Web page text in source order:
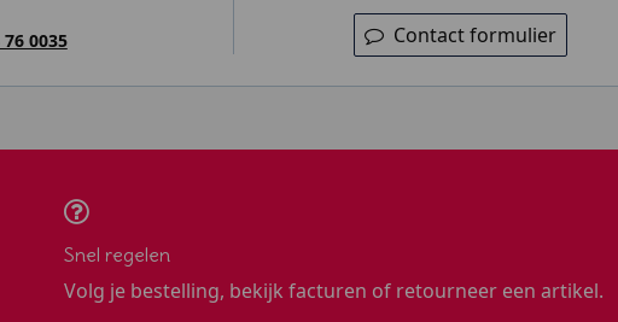
0035 Contact formulier
Snel regelen
Volg je bestelling, bekijk facturen of retourneer een artikel.